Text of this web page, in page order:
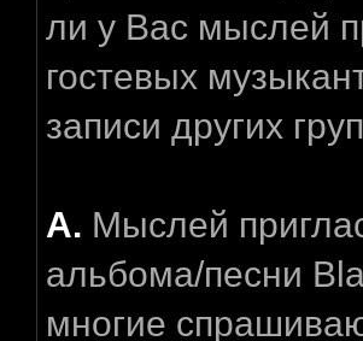
ли у Вас мыслей
гостевых
записи других
А. Мыслей
альбома/песни
многие